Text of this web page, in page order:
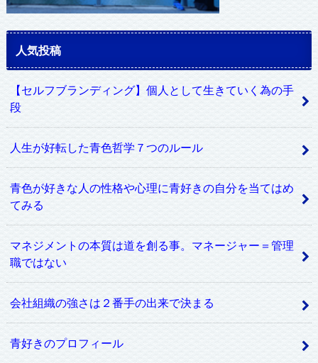
人気投稿
【セルフブランディング】個人として生きていく為の手
段
人生が好転した青色哲学７つのルール
青色が好きな人の性格や心理に青好きの自分を当てはめ
てみる
マネジメントの本質は道を創る事。マネージャー＝管理
職ではない
会社組織の強さは２番手の出来で決まる
青好きのプロフィール